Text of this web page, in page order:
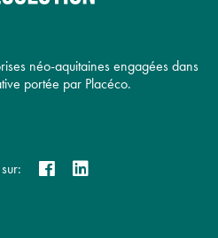
néo-aquitaines engagées dans
portée par Placéco.